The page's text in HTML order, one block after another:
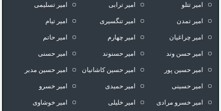
امیر تتلو امیر ترابی امیر تسلیمی
امیر تمدن امیر تنگسیری امیر تیام
امیر چراغیان امیر چهارم امیر حاتم
امیر حسن وند امیر حسنوند امیر حسنی
امیر حسین پور امیر حسین کاشانیان امیر حسین مدبر
امیر حسینی امیر حمیدی امیر خسرو
امیر خسرو مرادی امیر خلیلی امیر خوشاوی